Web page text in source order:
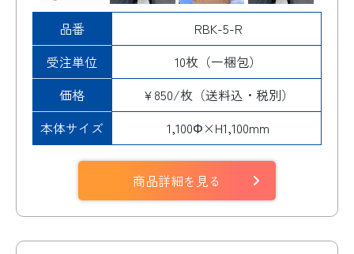
品番
RBK-5-R
受注単位
10枚（一梱包）
価格
¥850/枚（送料込・税別）
本体サイズ
1,100Φ×H1,100mm
商品詳細を見る